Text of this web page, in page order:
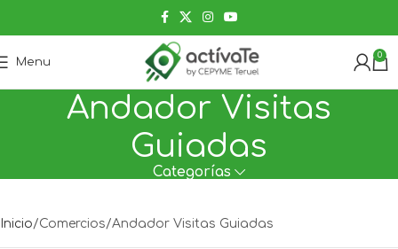
Menu
0
Andador Visitas
Guiadas
Categorías
Inicio Comercios Andador Visitas Guiadas